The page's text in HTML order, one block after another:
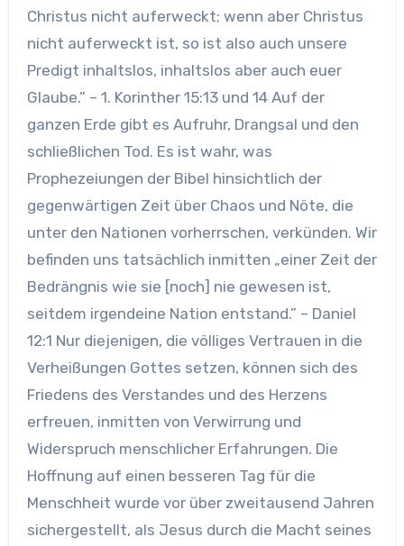
Christus nicht auferweckt; wenn aber Christus
nicht auferweckt ist, so ist also auch unsere
Predigt inhaltslos, inhaltslos aber auch euer
Glaube.” – 1. Korinther 15:13 und 14 Auf der
ganzen Erde gibt es Aufruhr, Drangsal und den
schließlichen Tod. Es ist wahr, was
Prophezeiungen der Bibel hinsichtlich der
gegenwärtigen Zeit über Chaos und Nöte, die
unter den Nationen vorherrschen, verkünden. Wir
befinden uns tatsächlich inmitten „einer Zeit der
Bedrängnis wie sie [noch] nie gewesen ist,
seitdem irgendeine Nation entstand.” – Daniel
12:1 Nur diejenigen, die völliges Vertrauen in die
Verheißungen Gottes setzen, können sich des
Friedens des Verstandes und des Herzens
erfreuen, inmitten von Verwirrung und
Widerspruch menschlicher Erfahrungen. Die
Hoffnung auf einen besseren Tag für die
Menschheit wurde vor über zweitausend Jahren
sichergestellt, als Jesus durch die Macht seines